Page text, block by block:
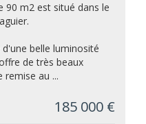
90 m2 est situé dans le
belle luminosité
de très beaux
remise au ...
185 000 €